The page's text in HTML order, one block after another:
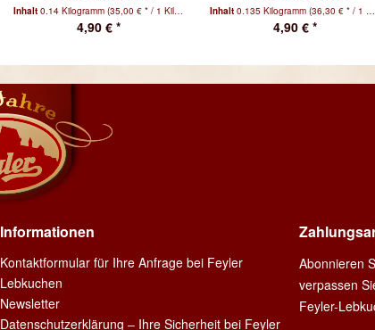
Inhalt 0.14 Kilogramm (35,00 € * / 1 Kilogramm)
4,90 € *
Inhalt 0.135 Kilogramm (36,30 € * / 1 Kilogramm)
4,90 € *
Informationen
Kontaktformular für Ihre Anfrage bei Feyler
Lebkuchen
Newsletter
Datenschutzerklärung – Ihre Sicherheit bei Feyler
Abonnieren
verpassen
Feyler-